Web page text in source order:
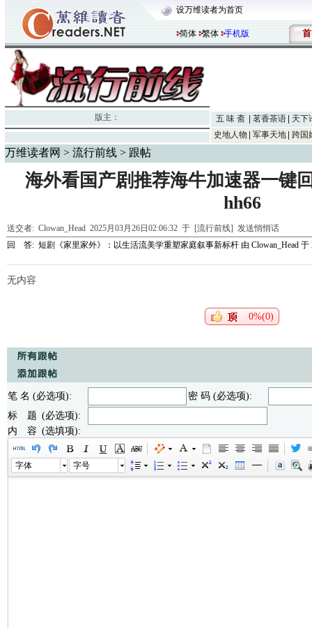
设万维读者为首页
简体 繁体 手机版 首
版主： 五 味 斋 茗香茶语
天下
史地人物
军事天地 跨国
万维读者网 > 流行前线 > 跟帖
海外看国产剧推荐海牛加速器一键
hh66
送交者: Clowan_Head 2025月03月26日02:06:32 于 [流行前线] 发送悄悄话
回 答: 短剧《家里家外》：以生活流美学重塑家庭叙事新标杆 由 Clowan_Head 于
无内容
0%(0)
笔 名 (必选项):
密 码 (必选项):
标 题 (必选项):
内 容 (选填项):
字体 字号